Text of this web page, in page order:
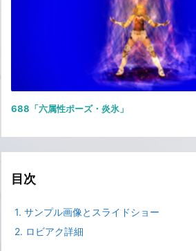
688「六属性ポーズ・炎氷」
目次
1. サンプル画像とスライドショー
2. ロビアク詳細